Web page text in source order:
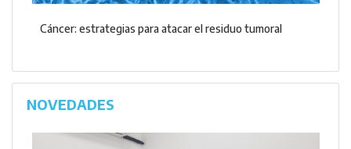
Cáncer: estrategias para atacar el residuo tumoral
NOVEDADES